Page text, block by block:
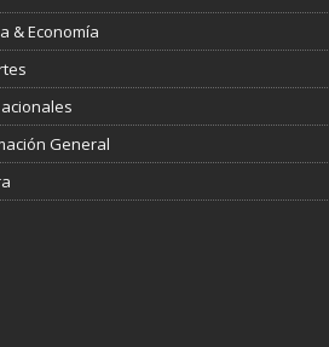
& Economía
General